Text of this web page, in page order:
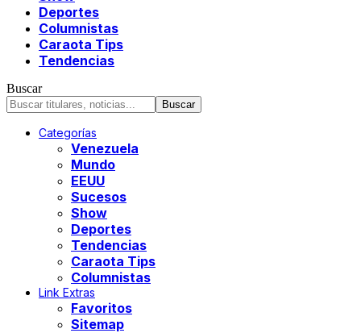
Deportes
Columnistas
Caraota Tips
Tendencias
Buscar
Categorías
Venezuela
Mundo
EEUU
Sucesos
Show
Deportes
Tendencias
Caraota Tips
Columnistas
Link Extras
Favoritos
Sitemap